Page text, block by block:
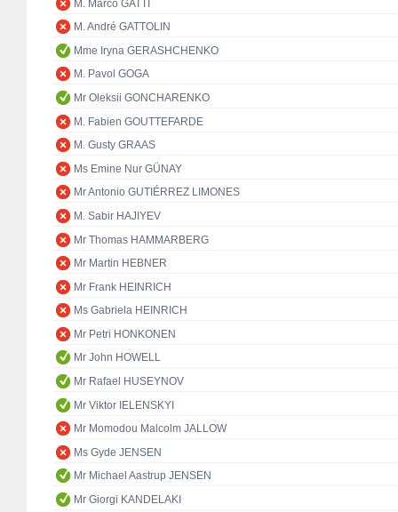
M. Marco GATTI
M. André GATTOLIN
Mme Iryna GERASHCHENKO
M. Pavol GOGA
Mr Oleksii GONCHARENKO
M. Fabien GOUTTEFARDE
M. Gusty GRAAS
Ms Emine Nur GÜNAY
Mr Antonio GUTIÉRREZ LIMONES
M. Sabir HAJIYEV
Mr Thomas HAMMARBERG
Mr Martin HEBNER
Mr Frank HEINRICH
Ms Gabriela HEINRICH
Mr Petri HONKONEN
Mr John HOWELL
Mr Rafael HUSEYNOV
Mr Viktor IELENSKYI
Mr Momodou Malcolm JALLOW
Ms Gyde JENSEN
Mr Michael Aastrup JENSEN
Mr Giorgi KANDELAKI